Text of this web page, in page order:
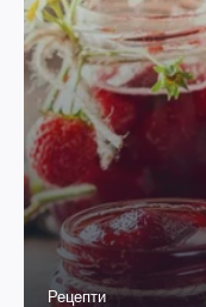
Рецепти